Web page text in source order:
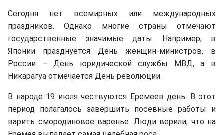
Сегодня нет всемирных или международных
праздников. Однако многие страны отмечают
государственные значимые даты. Например, в
Японии празднуется День женщин-министров, в
России – День юридической службы МВД, а в
Никарагуа отмечается День революции.
В народе 19 июля чествуются Еремеев день. В этот
период полагалось завершить посевные работы и
варить смородиновое варенье. Люди верили, что на